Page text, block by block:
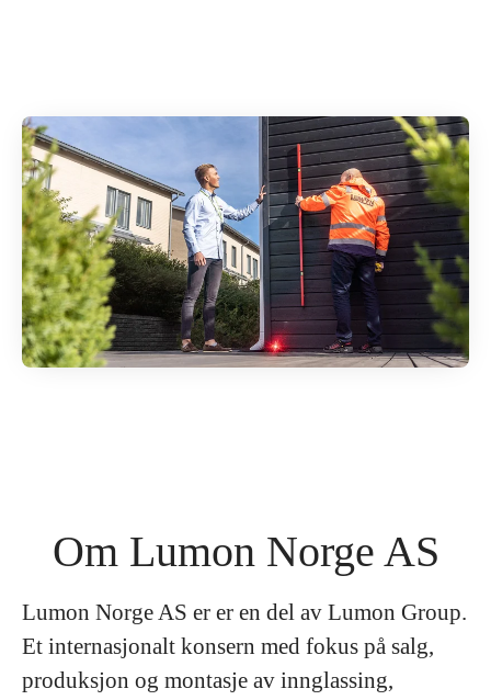
Om Lumon Norge AS
Lumon Norge AS er er en del av Lumon Group.
Et internasjonalt konsern med fokus på salg,
produksjon og montasje av innglassing,